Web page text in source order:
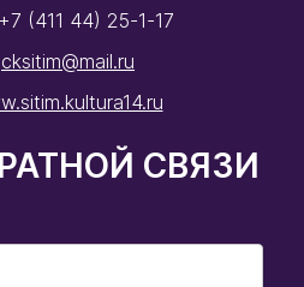
+7 (411 44) 25-1-17
cksitim@mail.ru
СВЯЗИ